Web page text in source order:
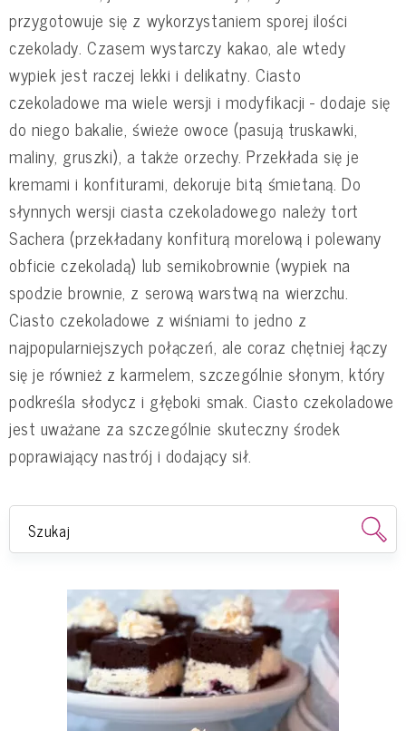
przygotowuje się z wykorzystaniem sporej ilości
czekolady. Czasem wystarczy kakao, ale wtedy
wypiek jest raczej lekki i delikatny. Ciasto
czekoladowe ma wiele wersji i modyfikacji - dodaje się
do niego bakalie, świeże owoce (pasują truskawki,
maliny, gruszki), a także orzechy. Przekłada się je
kremami i konfiturami, dekoruje bitą śmietaną. Do
słynnych wersji ciasta czekoladowego należy tort
Sachera (przekładany konfiturą morelową i polewany
obficie czekoladą) lub sernikobrownie (wypiek na
spodzie brownie, z serową warstwą na wierzchu.
Ciasto czekoladowe z wiśniami to jedno z
najpopularniejszych połączeń, ale coraz chętniej łączy
się je również z karmelem, szczególnie słonym, który
podkreśla słodycz i głęboki smak. Ciasto czekoladowe
jest uważane za szczególnie skuteczny środek
poprawiający nastrój i dodający sił.